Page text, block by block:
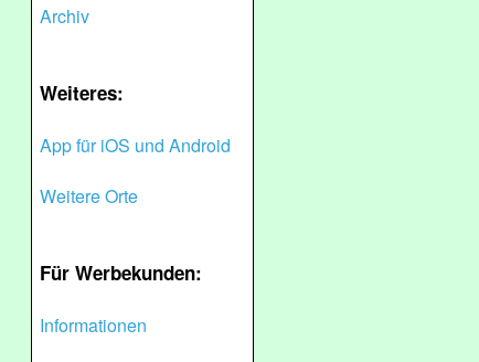
Archiv
Weiteres:
App für iOS und Android
Weitere Orte
Für Werbekunden:
Informationen